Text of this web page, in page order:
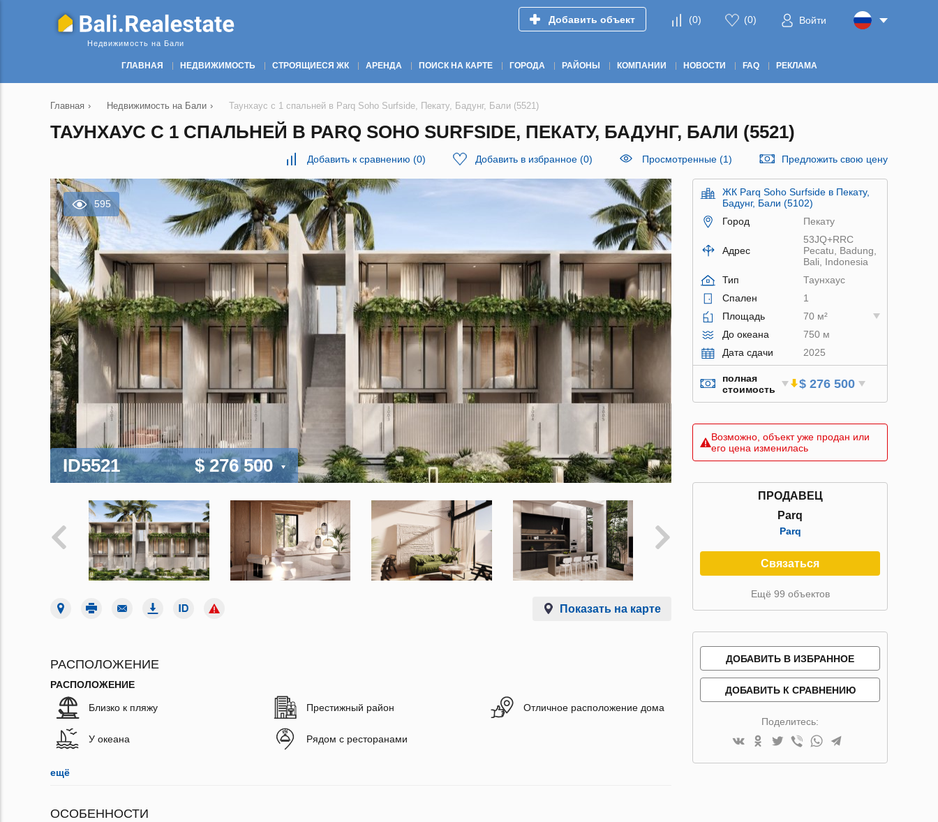
Недвижимость на Бали
Добавить объект (0) (0) Войти
ГЛАВНАЯ НЕДВИЖИМОСТЬ СТРОЯЩИЕСЯ ЖК АРЕНДА ПОИСК НА КАРТЕ ГОРОДА РАЙОНЫ КОМПАНИИ НОВОСТИ FAQ РЕКЛАМА
Главная › Недвижимость на Бали › Таунхаус с 1 спальней в Parq Soho Surfside, Пекату, Бадунг, Бали (5521)
ТАУНХАУС С 1 СПАЛЬНЕЙ В PARQ SOHO SURFSIDE, ПЕКАТУ, БАДУНГ, БАЛИ (5521)
Добавить к сравнению (0) Добавить в избранное (0) Просмотренные (1) Предложить свою цену
595
ID5521 $ 276 500
Показать на карте
РАСПОЛОЖЕНИЕ
РАСПОЛОЖЕНИЕ
Близко к пляжу Престижный район Отличное расположение дома
У океана Рядом с ресторанами
ещё
ОСОБЕННОСТИ
ЖК Parq Soho Surfside в Пекату,
Бадунг, Бали (5102)
Город
Пекату
Адрес
53JQ+RRC
Pecatu, Badung,
Bali, Indonesia
Тип
Таунхаус
Спален
1
Площадь
70 м²
До океана
750 м
Дата сдачи
2025
полная
стоимость
$ 276 500
Возможно, объект уже продан или
его цена изменилась
ПРОДАВЕЦ
Parq
Parq
Связаться
Ещё 99 объектов
ДОБАВИТЬ В ИЗБРАННОЕ
ДОБАВИТЬ К СРАВНЕНИЮ
Поделитесь: